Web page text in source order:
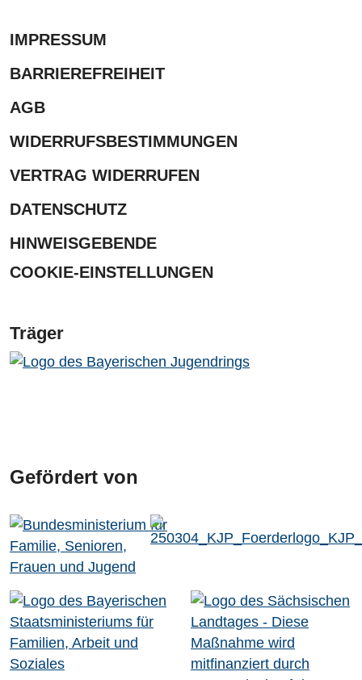
IMPRESSUM
BARRIEREFREIHEIT
AGB
WIDERRUFSBESTIMMUNGEN
VERTRAG WIDERRUFEN
DATENSCHUTZ
HINWEISGEBENDE
COOKIE-EINSTELLUNGEN
Träger
Gefördert von